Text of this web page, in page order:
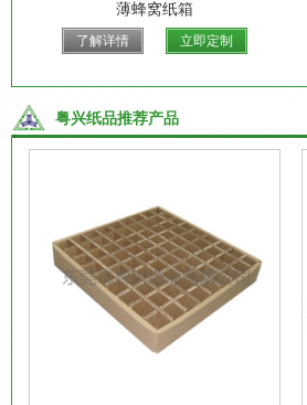
薄蜂窝纸箱
了解详情 立即定制
粤兴纸品推荐产品